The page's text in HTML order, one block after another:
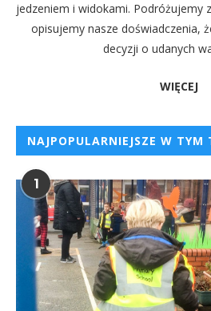
jedzeniem i widokami. Podróżujemy
opisujemy nasze doświadczenia,
decyzji o udanych
WIĘCEJ
NAJPOPULARNIEJSZE W TYM
1